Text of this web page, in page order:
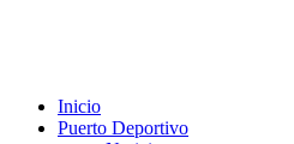
Inicio
Puerto Deportivo